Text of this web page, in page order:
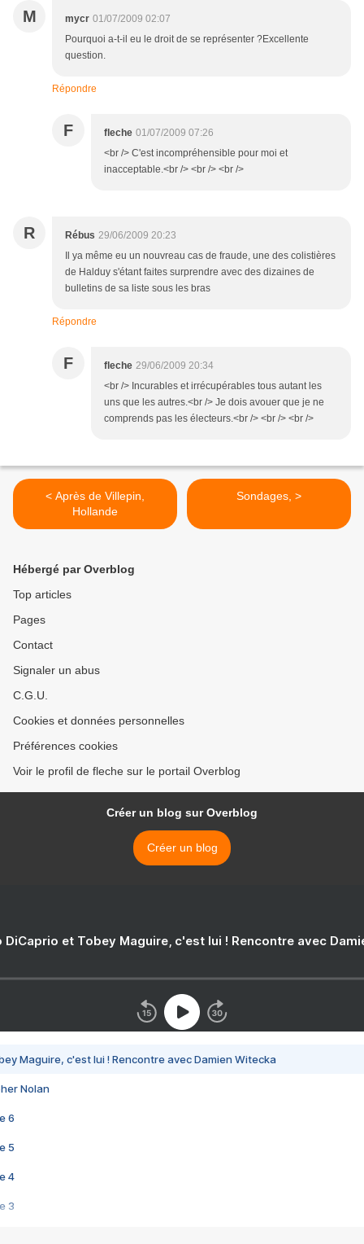
M mycr 01/07/2009 02:07
Pourquoi a-t-il eu le droit de se représenter ?Excellente
question.
Répondre
F fleche 01/07/2009 07:26
<br /> C'est incompréhensible pour moi et
inacceptable.<br /> <br /> <br />
R Rébus 29/06/2009 20:23
Il ya même eu un nouvreau cas de fraude, une des colistières
de Halduy s'étant faites surprendre avec des dizaines de
bulletins de sa liste sous les bras
Répondre
F fleche 29/06/2009 20:34
<br /> Incurables et irrécupérables tous autant les
uns que les autres.<br /> Je dois avouer que je ne
comprends pas les électeurs.<br /> <br /> <br />
< Après de Villepin,
Hollande
Sondages, >
Hébergé par Overblog
Top articles
Pages
Contact
Signaler un abus
C.G.U.
Cookies et données personnelles
Préférences cookies
Voir le profil de fleche sur le portail Overblog
Créer un blog sur Overblog
Créer un blog
DiCaprio et Tobey Maguire, c'est lui ! Rencontre avec
Maguire, c'est lui ! Rencontre avec Damien Witecka
Nolan
6
5
4
3